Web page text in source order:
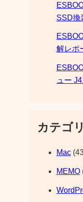
SSD換
解レポ
ュー
カテゴ
Mac
MEMO